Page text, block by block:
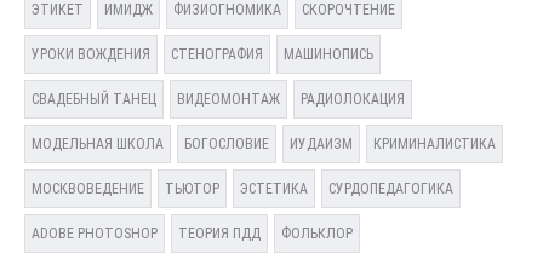
ЭТИКЕТ ИМИДЖ ФИЗИОГНОМИКА СКОРОЧТЕНИЕ
УРОКИ ВОЖДЕНИЯ СТЕНОГРАФИЯ МАШИНОПИСЬ
СВАДЕБНЫЙ ТАНЕЦ ВИДЕОМОНТАЖ РАДИОЛОКАЦИЯ
МОДЕЛЬНАЯ ШКОЛА БОГОСЛОВИЕ ИУДАИЗМ КРИМИНАЛИСТИКА
МОСКВОВЕДЕНИЕ ТЬЮТОР ЭСТЕТИКА СУРДОПЕДАГОГИКА
ADOBE PHOTOSHOP ТЕОРИЯ ПДД ФОЛЬКЛОР